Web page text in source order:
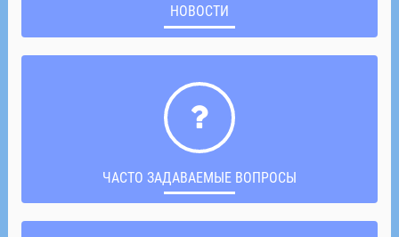
НОВОСТИ
ЧАСТО ЗАДАВАЕМЫЕ ВОПРОСЫ